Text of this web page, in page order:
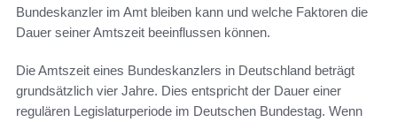
Bundeskanzler im Amt bleiben kann und welche Faktoren die
Dauer seiner Amtszeit beeinflussen können.
Die Amtszeit eines Bundeskanzlers in Deutschland beträgt
grundsätzlich vier Jahre. Dies entspricht der Dauer einer
regulären Legislaturperiode im Deutschen Bundestag. Wenn